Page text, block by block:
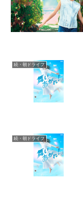
続・朝ドライフ
続・朝ドライフ